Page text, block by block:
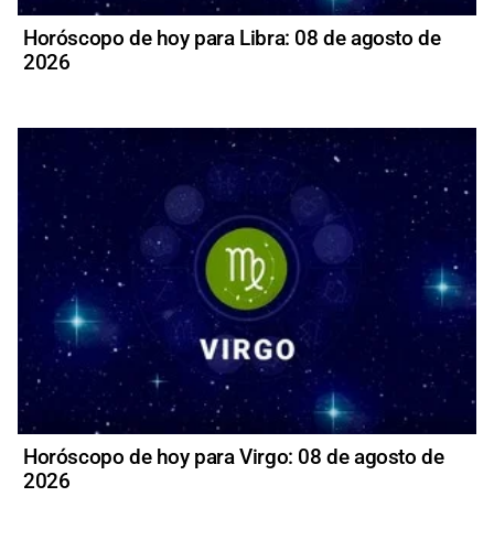
Horóscopo de hoy para Libra: 08 de agosto de
2026
Horóscopo de hoy para Virgo: 08 de agosto de
2026